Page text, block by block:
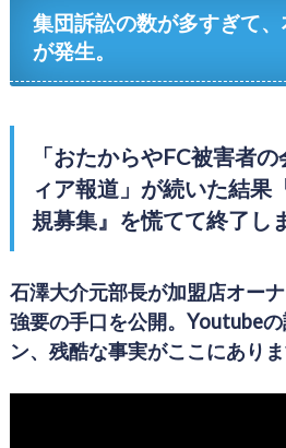
集団訴訟の数が多すぎて
が発生。
「おたからやFC被害者
ィア報道」が続いた結果
規募集』を慌てて終了し
石澤大介元部長が加盟店オーナ
強要の手口を公開。Youtube
ン、残酷な事実がここにありま